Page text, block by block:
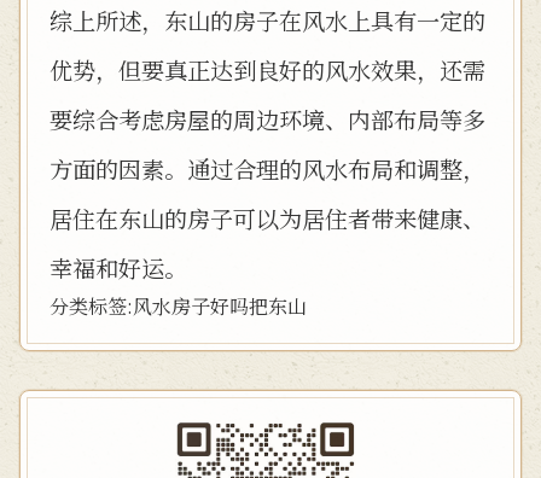
综上所述，东山的房子在风水上具有一定的
优势，但要真正达到良好的风水效果，还需
要综合考虑房屋的周边环境、内部布局等多
方面的因素。通过合理的风水布局和调整，
居住在东山的房子可以为居住者带来健康、
幸福和好运。
分类标签:风水房子好吗把东山